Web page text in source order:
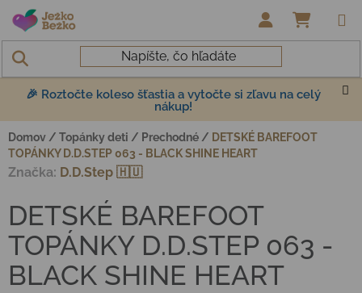
Prejsť na obsah
🎉 Roztočte koleso šťastia a vytočte si zľavu na celý
nákup!
Domov / Topánky deti / Prechodné / DETSKÉ BAREFOOT
TOPÁNKY D.D.STEP 063 - BLACK SHINE HEART
DETSKÉ BAREFOOT
TOPÁNKY D.D.STEP 063 -
BLACK SHINE HEART
Značka: D.D.Step 🇭🇺